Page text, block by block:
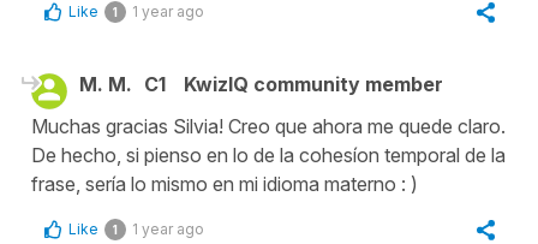
Like 1 1 year ago
M. M. C1
KwizIQ community member
Muchas gracias Silvia! Creo que ahora me quede claro.
De hecho, si pienso en lo de la cohesíon temporal de la
frase, sería lo mismo en mi idioma materno : )
Like 1 1 year ago